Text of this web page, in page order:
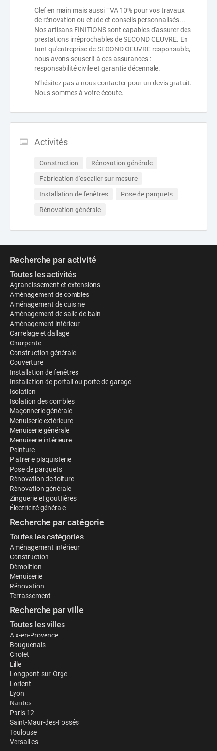
Clef en main mais aussi TVA 10% pour vos travaux
de rénovation ou etude et conseils personnalisés...
Nos artisans FINITIONS sont capables d'assurer des
prestations irréprochables de SECOND OEUVRE. En
tant qu'entreprise de SECOND OEUVRE responsable,
nous avons souscrit à ces assurances :
responsabilité civile et garantie décennale.
N'hésitez pas à nous contacter pour un devis gratuit.
Nous sommes à votre écoute.
Activités
Construction
Rénovation générale
Fabrication d'escalier sur mesure
Installation de fenêtres
Pose de parquets
Rénovation générale
Recherche par activité
Toutes les activités
Agrandissement et extensions
Aménagement de combles
Aménagement de cuisine
Aménagement de salle de bain
Aménagement intérieur
Carrelage et dallage
Charpente
Construction générale
Couverture
Installation de fenêtres
Installation de portail ou porte de garage
Isolation
Isolation des combles
Maçonnerie générale
Menuiserie extérieure
Menuiserie générale
Menuiserie intérieure
Peinture
Plâtrerie plaquisterie
Pose de parquets
Rénovation de toiture
Rénovation générale
Zinguerie et gouttières
Électricité générale
Recherche par catégorie
Toutes les catégories
Aménagement intérieur
Construction
Démolition
Menuiserie
Rénovation
Terrassement
Recherche par ville
Toutes les villes
Aix-en-Provence
Bouguenais
Cholet
Lille
Longpont-sur-Orge
Lorient
Lyon
Nantes
Paris 12
Saint-Maur-des-Fossés
Toulouse
Versailles